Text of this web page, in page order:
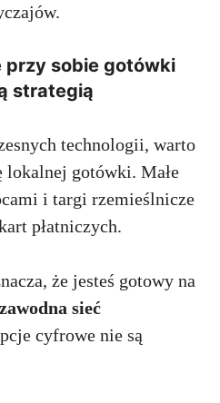
przy sobie gotówki
strategią
technologii, warto
lokalnej gotówki. Małe
i targi rzemieślnicze
płatniczych.
że jesteś gotowy na
sieć
cyfrowe nie są